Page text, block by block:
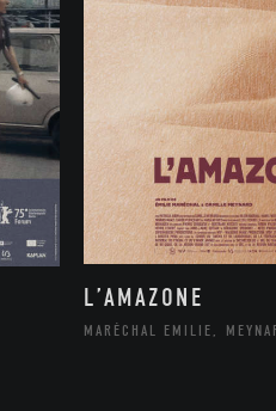
L’AMAZONE
MARÉCHAL EMILIE,